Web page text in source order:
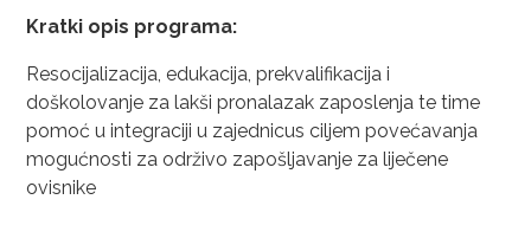
Kratki opis programa:
Resocijalizacija, edukacija, prekvalifikacija i
doškolovanje za lakši pronalazak zaposlenja te time
pomoć u integraciji u zajednicus ciljem povećavanja
mogućnosti za održivo zapošljavanje za liječene
ovisnike